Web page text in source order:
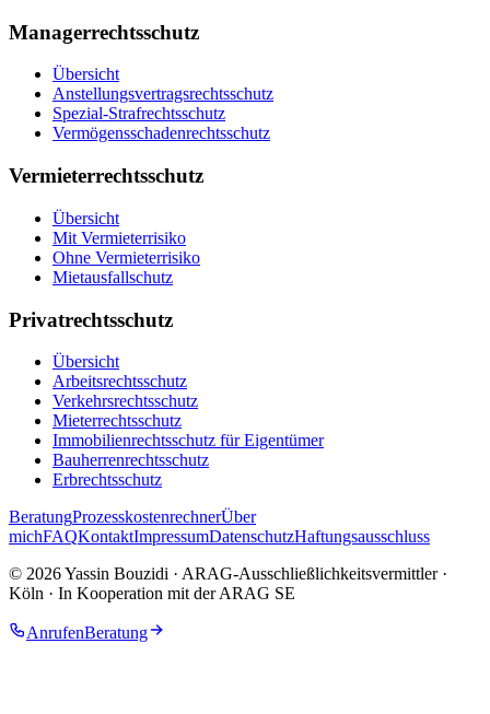
Managerrechtsschutz
Übersicht
Anstellungsvertrags­rechtsschutz
Spezial-Strafrechtsschutz
Vermögensschaden­rechtsschutz
Vermieterrechtsschutz
Übersicht
Mit Vermieterrisiko
Ohne Vermieterrisiko
Mietausfallschutz
Privatrechtsschutz
Übersicht
Arbeitsrechtsschutz
Verkehrsrechtsschutz
Mieterrechtsschutz
Immobilien­rechtsschutz für Eigentümer
Bauherrenrechtsschutz
Erbrechtsschutz
BeratungProzesskostenrechnerÜber
michFAQKontaktImpressumDatenschutzHaftungsausschluss
© 2026Yassin Bouzidi · ARAG-Ausschließlichkeitsvermittler·
Köln · In Kooperation mit der ARAG SE
AnrufenBeratung